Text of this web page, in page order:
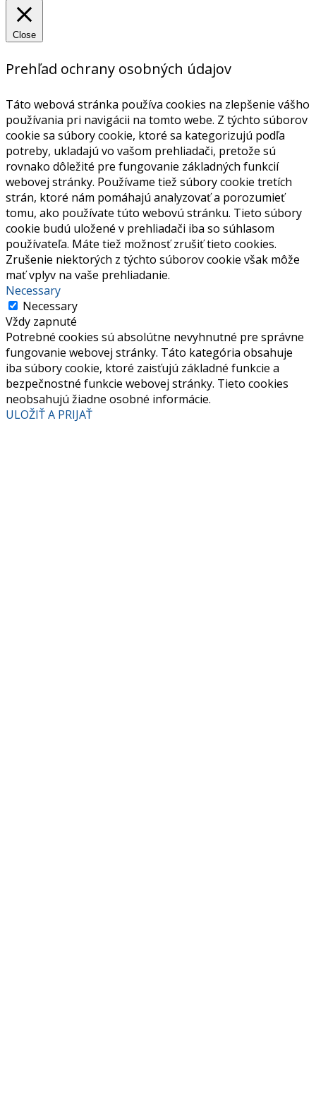
Close
Prehľad ochrany osobných údajov
Táto webová stránka používa cookies na zlepšenie vášho
používania pri navigácii na tomto webe. Z týchto súborov
cookie sa súbory cookie, ktoré sa kategorizujú podľa
potreby, ukladajú vo vašom prehliadači, pretože sú
rovnako dôležité pre fungovanie základných funkcií
webovej stránky. Používame tiež súbory cookie tretích
strán, ktoré nám pomáhajú analyzovať a porozumieť
tomu, ako používate túto webovú stránku. Tieto súbory
cookie budú uložené v prehliadači iba so súhlasom
používateľa. Máte tiež možnosť zrušiť tieto cookies.
Zrušenie niektorých z týchto súborov cookie však môže
mať vplyv na vaše prehliadanie.
Necessary
Necessary
Vždy zapnuté
Potrebné cookies sú absolútne nevyhnutné pre správne
fungovanie webovej stránky. Táto kategória obsahuje
iba súbory cookie, ktoré zaisťujú základné funkcie a
bezpečnostné funkcie webovej stránky. Tieto cookies
neobsahujú žiadne osobné informácie.
ULOŽIŤ A PRIJAŤ